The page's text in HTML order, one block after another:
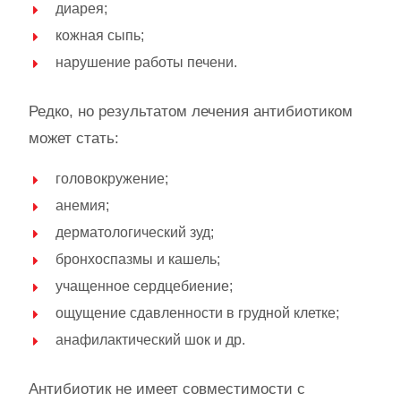
диарея;
кожная сыпь;
нарушение работы печени.
Редко, но результатом лечения антибиотиком
может стать:
головокружение;
анемия;
дерматологический зуд;
бронхоспазмы и кашель;
учащенное сердцебиение;
ощущение сдавленности в грудной клетке;
анафилактический шок и др.
Антибиотик не имеет совместимости с